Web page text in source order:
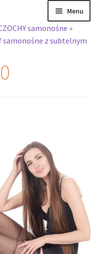
Menu
samonośne »
samonośne z subtelnym